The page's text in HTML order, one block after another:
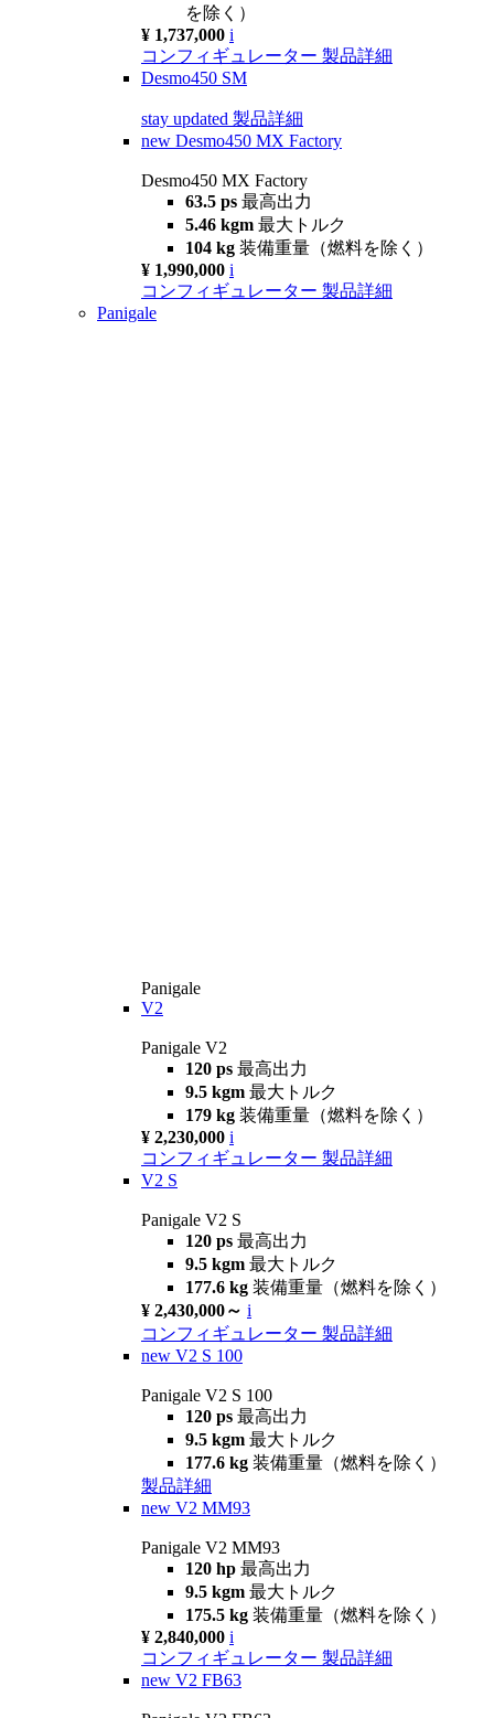
を除く）
¥ 1,737,000 i
コンフィギュレーター 製品詳細
Desmo450 SM
stay updated 製品詳細
new Desmo450 MX Factory
Desmo450 MX Factory
63.5 ps 最高出力
5.46 kgm 最大トルク
104 kg 装備重量（燃料を除く）
¥ 1,990,000 i
コンフィギュレーター 製品詳細
Panigale
Panigale
V2
Panigale V2
120 ps 最高出力
9.5 kgm 最大トルク
179 kg 装備重量（燃料を除く）
¥ 2,230,000 i
コンフィギュレーター 製品詳細
V2 S
Panigale V2 S
120 ps 最高出力
9.5 kgm 最大トルク
177.6 kg 装備重量（燃料を除く）
¥ 2,430,000～ i
コンフィギュレーター 製品詳細
new V2 S 100
Panigale V2 S 100
120 ps 最高出力
9.5 kgm 最大トルク
177.6 kg 装備重量（燃料を除く）
製品詳細
new V2 MM93
Panigale V2 MM93
120 hp 最高出力
9.5 kgm 最大トルク
175.5 kg 装備重量（燃料を除く）
¥ 2,840,000 i
コンフィギュレーター 製品詳細
new V2 FB63